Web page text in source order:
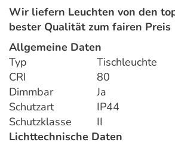
Wir liefern Leuchten von den
bester Qualität zum fairen Preis
Allgemeine Daten
Typ
Tischleuchte
CRI
80
Dimmbar
Ja
Schutzart
IP44
Schutzklasse
II
Lichttechnische Daten